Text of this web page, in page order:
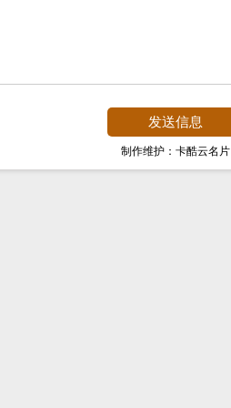
制作维护：卡酷云名片